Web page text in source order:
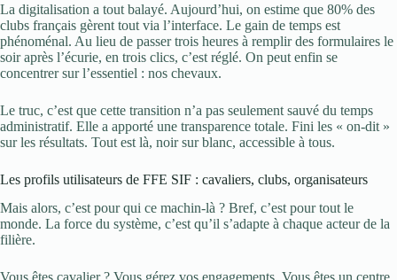
La digitalisation a tout balayé. Aujourd’hui, on estime que 80% des
clubs français gèrent tout via l’interface. Le gain de temps est
phénoménal. Au lieu de passer trois heures à remplir des formulaires le
soir après l’écurie, en trois clics, c’est réglé. On peut enfin se
concentrer sur l’essentiel : nos chevaux.
Le truc, c’est que cette transition n’a pas seulement sauvé du temps
administratif. Elle a apporté une transparence totale. Fini les « on-dit »
sur les résultats. Tout est là, noir sur blanc, accessible à tous.
Les profils utilisateurs de FFE SIF : cavaliers, clubs, organisateurs
Mais alors, c’est pour qui ce machin-là ? Bref, c’est pour tout le
monde. La force du système, c’est qu’il s’adapte à chaque acteur de la
filière.